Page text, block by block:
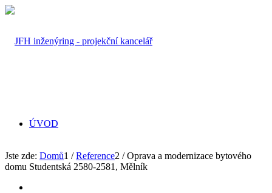
ÚVOD
Jste zde: Domů1 / Reference2 / Oprava a modernizace bytového
domu Studentská 2580-2581, Mělník